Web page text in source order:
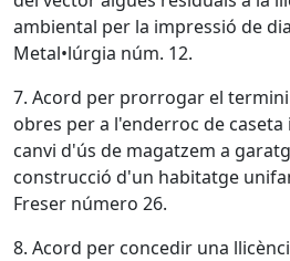
ambiental per la impressió de
Metal•lúrgia núm. 12.
7. Acord per prorrogar el
obres per a l'enderroc de
canvi d'ús de magatzem a
construcció d'un habitatge
Freser número 26.
8. Acord per concedir una